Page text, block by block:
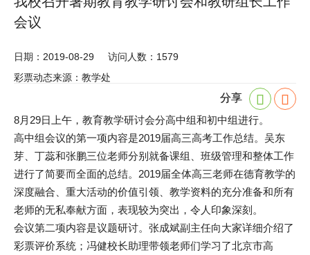
会议
日期：2019-08-29
访问人数：1579
彩票动态来源：教学处
分享
8月29日上午，教育教学研讨会分高中组和初中组进行。
高中组会议的第一项内容是2019届高三高考工作总结。吴东
芽、丁蕊和张鹏三位老师分别就备课组、班级管理和整体工作
进行了简要而全面的总结。2019届全体高三老师在德育教学的
深度融合、重大活动的价值引领、教学资料的充分准备和所有
老师的无私奉献方面，表现较为突出，令人印象深刻。
会议第二项内容是议题研讨。张成斌副主任向大家详细介绍了
彩票评价系统；冯健校长助理带领老师们学习了北京市高